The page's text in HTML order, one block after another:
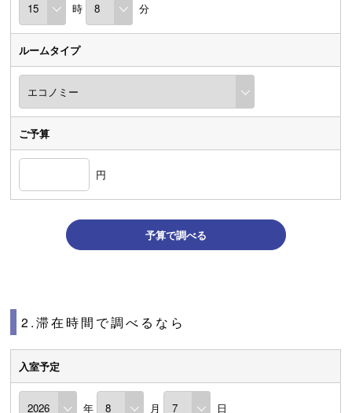
時 分
ルームタイプ
ご予算
円
予算で調べる
2.滞在時間で調べるなら
入室予定
年 月 日